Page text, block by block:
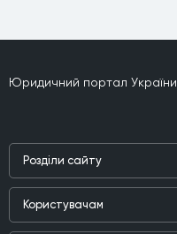
Юридичний портал України
Роздiли сайту
Наука
Практика
Користувачам
Реєстр користувачiв